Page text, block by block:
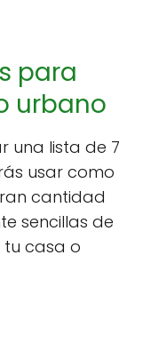
para
urbano
una lista de 7
usar como
cantidad
sencillas de
tu casa o